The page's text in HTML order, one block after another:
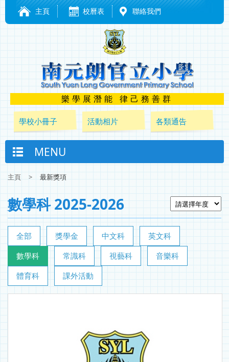
主頁 校曆表 聯絡我們
樂學展潛能 律己務善群
學校小冊子 活動相片 各類通告
MENU
主頁 > 最新獎項
數學科 2025-2026
全部 獎學金 中文科
英文科
數學科
常識科 視藝科
音樂科
體育科
課外活動